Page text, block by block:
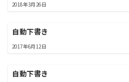
2018年3月26日
自動下書き
2017年6月12日
自動下書き